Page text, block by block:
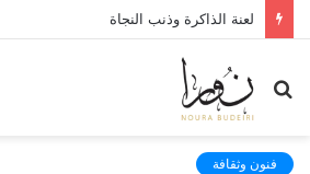
أسيل عنبتاوي عالمة فضاء فلسطينية أمريكية
بحث
عن
فنون وثقافة